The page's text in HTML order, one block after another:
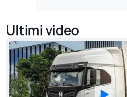
Ultimi video